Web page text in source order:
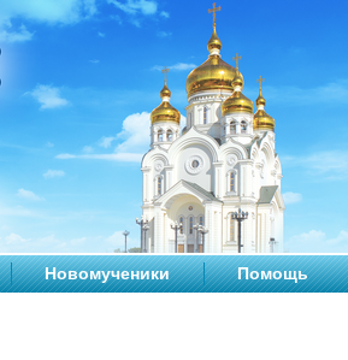
Новомученики Помощь